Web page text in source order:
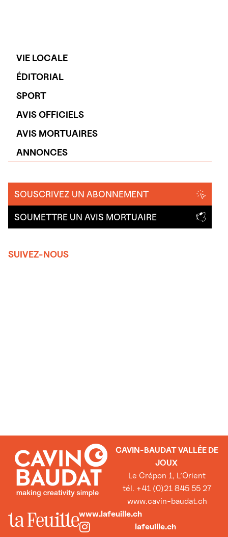
VIE LOCALE
ÉDITORIAL
SPORT
AVIS OFFICIELS
AVIS MORTUAIRES
ANNONCES
SOUSCRIVEZ UN ABONNEMENT
SOUMETTRE UN AVIS MORTUAIRE
SUIVEZ-NOUS
CAVIN-BAUDAT VALLÉE DE
JOUX
Le Crépon 1, L’Orient
tél. +41 (0)21 845 55 27
www.cavin-baudat.ch
www.lafeuille.ch
lafeuille.ch